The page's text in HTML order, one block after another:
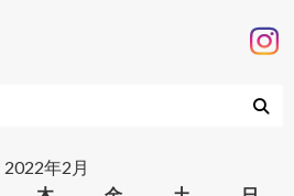
2022年2月